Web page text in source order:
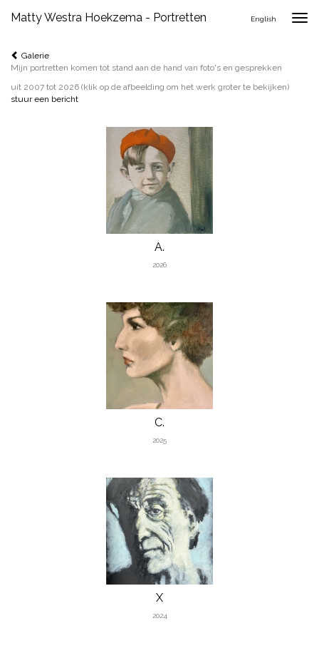
Matty Westra Hoekzema - Portretten English
Galerie
Mijn portretten komen tot stand aan de hand van foto's en gesprekken
uit 2007 tot 2026 (klik op de afbeelding om het werk groter te bekijken)
stuur een bericht
A.
2026
C.
2025
X
2024